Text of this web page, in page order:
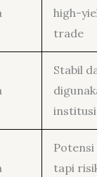
high-
trade
Stabil
institusi
tapi